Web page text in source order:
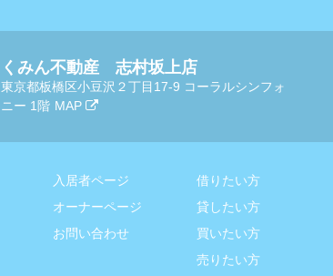
くみん不動産 志村坂上店
東京都板橋区小豆沢２丁目17-9 コーラルシンフォ
ニー 1階 MAP
入居者ページ
オーナーページ
お問い合わせ
借りたい方
貸したい方
買いたい方
売りたい方